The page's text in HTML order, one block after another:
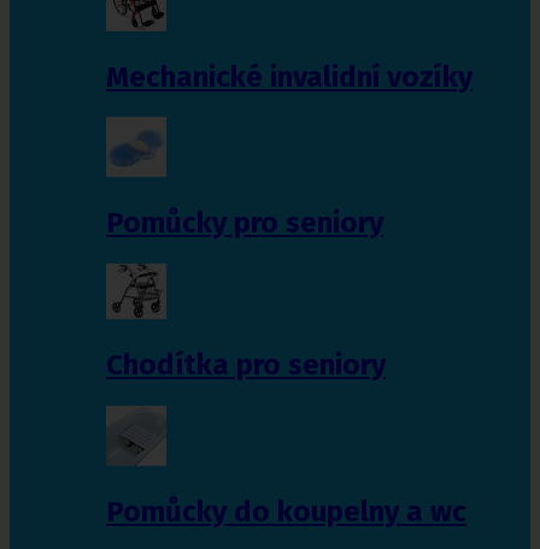
Mechanické invalidní vozíky
Pomůcky pro seniory
Chodítka pro seniory
Pomůcky do koupelny a wc